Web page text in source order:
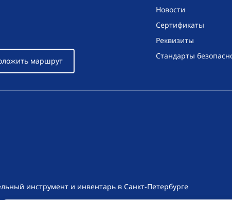
Новости
Сертификаты
Реквизиты
Стандарты
маршрут
инструмент и инвентарь в Санкт-Петербурге